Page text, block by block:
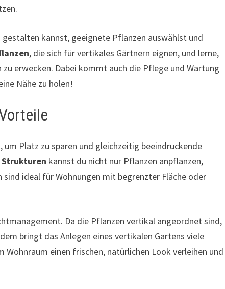
kannst, geeignete Pflanzen auswählst und
, die sich für vertikales Gärtnern eignen, und lerne,
erwecken. Dabei kommt auch die Pflege und Wartung
Nähe zu holen!
Platz zu sparen und gleichzeitig beeindruckende
kannst du nicht nur Pflanzen anpflanzen,
ideal für Wohnungen mit begrenzter Fläche oder
Da die Pflanzen vertikal angeordnet sind,
bringt das Anlegen eines vertikalen Gartens viele
Wohnraum einen frischen, natürlichen Look verleihen und